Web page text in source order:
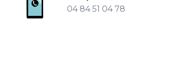
04 84 51 04 78